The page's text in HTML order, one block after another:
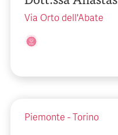
Via Orto dell'Abate
Piemonte - Torino